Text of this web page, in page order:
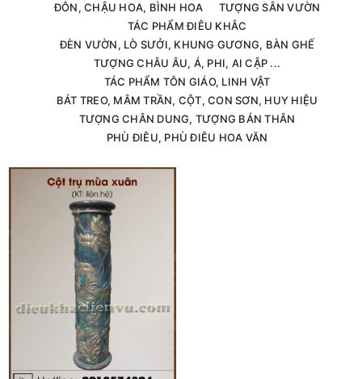
ĐÔN, CHẬU HOA, BÌNH HOA
TƯỢNG SÂN VƯỜN
TÁC PHẨM ĐIÊU KHẮC
ĐÈN VƯỜN, LÒ SƯỞI, KHUNG GƯƠNG, BÀN GHẾ
TƯỢNG CHÂU ÂU, Á, PHI, AI CẬP ...
TÁC PHẨM TÔN GIÁO, LINH VẬT
BÁT TREO, MÂM TRẦN, CỘT, CON SƠN, HUY HIỆU
TƯỢNG CHÂN DUNG, TƯỢNG BÁN THÂN
PHÙ ĐIÊU, PHÙ ĐIÊU HOA VĂN